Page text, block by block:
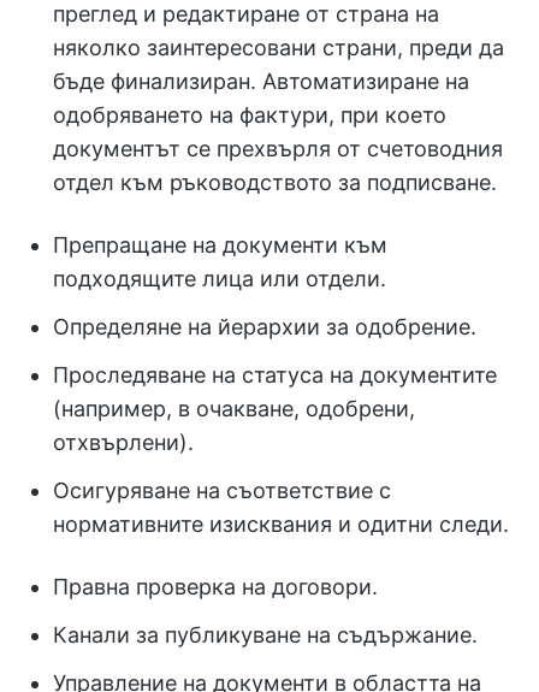
преглед и редактиране от страна на
няколко заинтересовани страни, преди да
бъде финализиран. Автоматизиране на
одобряването на фактури, при което
документът се прехвърля от счетоводния
отдел към ръководството за подписване.
Препращане на документи към
подходящите лица или отдели.
Определяне на йерархии за одобрение.
Проследяване на статуса на документите
(например, в очакване, одобрени,
отхвърлени).
Осигуряване на съответствие с
нормативните изисквания и одитни следи.
Правна проверка на договори.
Канали за публикуване на съдържание.
Управление на документи в областта на